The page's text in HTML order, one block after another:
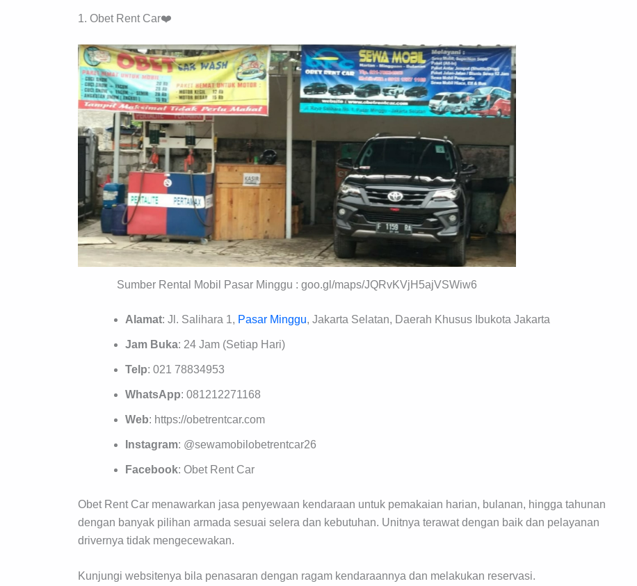
1. Obet Rent Car❤️
Sumber Rental Mobil Pasar Minggu : goo.gl/maps/JQRvKVjH5ajVSWiw6
Alamat: Jl. Salihara 1, Pasar Minggu, Jakarta Selatan, Daerah Khusus Ibukota Jakarta
Jam Buka: 24 Jam (Setiap Hari)
Telp: 021 78834953
WhatsApp: 081212271168
Web: https://obetrentcar.com
Instagram: @sewamobilobetrentcar26
Facebook: Obet Rent Car
Obet Rent Car menawarkan jasa penyewaan kendaraan untuk pemakaian harian, bulanan, hingga tahunan
dengan banyak pilihan armada sesuai selera dan kebutuhan. Unitnya terawat dengan baik dan pelayanan
drivernya tidak mengecewakan.
Kunjungi websitenya bila penasaran dengan ragam kendaraannya dan melakukan reservasi.